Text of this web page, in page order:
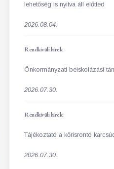
lehetőség is nyitva áll előtted
2026.08.04.
Rendkívüli hírek:
Önkormányzati beiskolázási
2026.07.30.
Rendkívüli hírek:
Tájékoztató a kőrisrontó
2026.07.30.